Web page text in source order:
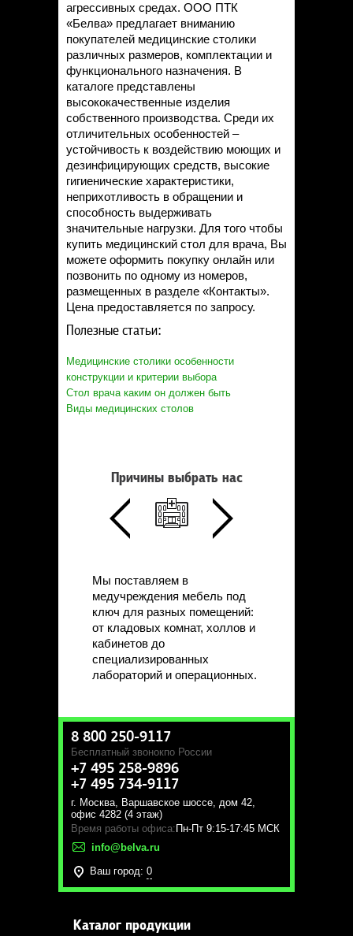
агрессивных средах. ООО ПТК
«Белва» предлагает вниманию
покупателей медицинские столики
различных размеров, комплектации и
функционального назначения. В
каталоге представлены
высококачественные изделия
собственного производства. Среди их
отличительных особенностей –
устойчивость к воздействию моющих и
дезинфицирующих средств, высокие
гигиенические характеристики,
неприхотливость в обращении и
способность выдерживать
значительные нагрузки. Для того чтобы
купить медицинский стол для врача, Вы
можете оформить покупку онлайн или
позвонить по одному из номеров,
размещенных в разделе «Контакты».
Цена предоставляется по запросу.
Полезные статьи:
Медицинские столики особенности
конструкции и критерии выбора
Стол врача каким он должен быть
Виды медицинских столов
Причины выбрать нас
Мы поставляем в
медучреждения мебель под
ключ для разных помещений:
от кладовых комнат, холлов и
кабинетов до
специализированных
лабораторий и операционных.
8 800 250-9117
Бесплатный звонокпо России
+7 495 258-9896
+7 495 734-9117
г. Москва, Варшавское шоссе, дом 42,
офис 4282 (4 этаж)
Время работы офиса: Пн-Пт 9:15-17:45 МСК
info@belva.ru
Ваш город: 0
Каталог продукции